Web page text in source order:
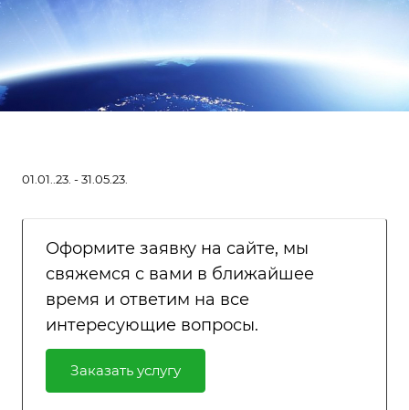
01.01..23. - 31.05.23.
Оформите заявку на сайте, мы
свяжемся с вами в ближайшее
время и ответим на все
интересующие вопросы.
Заказать услугу